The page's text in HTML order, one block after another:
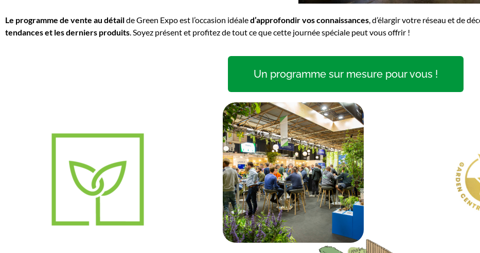
Le programme de vente au détailde Green Expo est l’occasion idéaled’approfondir vos connaissances , d’élargir votre réseau et de
tendances et les derniers produits . Soyez présent et profitez de tout ce que cette journée spéciale peut vous offrir !
Un programme sur mesure pour vous !